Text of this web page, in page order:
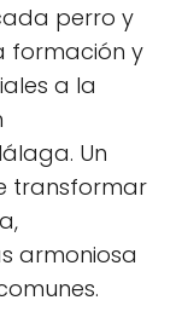
perro y
formación y
a la
Un
transformar
armoniosa